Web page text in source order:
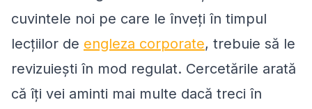
cuvintele noi pe care le înveți în timpul
lecțiilor de engleza corporate, trebuie să le
revizuiești în mod regulat. Cercetările arată
că îți vei aminti mai multe dacă treci în